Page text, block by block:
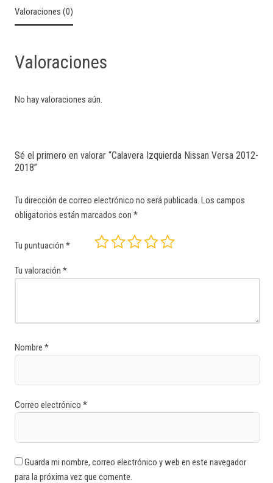
Valoraciones (0)
Valoraciones
No hay valoraciones aún.
Sé el primero en valorar “Calavera Izquierda Nissan Versa 2012-
2018”
Tu dirección de correo electrónico no será publicada. Los campos
obligatorios están marcados con *
Tu puntuación *
Tu valoración *
Nombre *
Correo electrónico *
Guarda mi nombre, correo electrónico y web en este navegador
para la próxima vez que comente.